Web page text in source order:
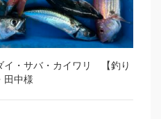
イ・サバ・カイワリ 【釣り
中様